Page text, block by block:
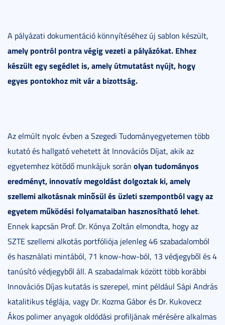
A pályázati dokumentáció könnyítéséhez új sablon készült,
amely pontról pontra végig vezeti a pályázókat. Ehhez
készült egy segédlet is, amely útmutatást nyújt, hogy
egyes pontokhoz mit vár a bizottság.
Az elmúlt nyolc évben a Szegedi Tudományegyetemen több
kutató és hallgató vehetett át Innovációs Díjat, akik az
egyetemhez kötődő munkájuk során olyan tudományos
eredményt, innovatív megoldást dolgoztak ki,amely
szellemi alkotásnak minősül és üzleti szempontból vagy az
egyetem működési folyamataiban hasznosítható lehet.
Ennek kapcsán Prof. Dr. Kónya Zoltán elmondta, hogy az
SZTE szellemi alkotás portfóliója jelenleg 46 szabadalomból
és használati mintából, 71 know-how-ból, 13 védjegyből és 4
tanúsító védjegyből áll. A szabadalmak között több korábbi
Innovációs Díjas kutatás is szerepel, mint például Sápi András
katalitikus téglája, vagy Dr. Kozma Gábor és Dr. Kukovecz
Ákos polimer anyagok oldódási profiljának mérésére alkalmas